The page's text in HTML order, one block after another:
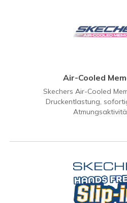
Air-Cooled
Skechers Air-Cooled
Druckentlastung,